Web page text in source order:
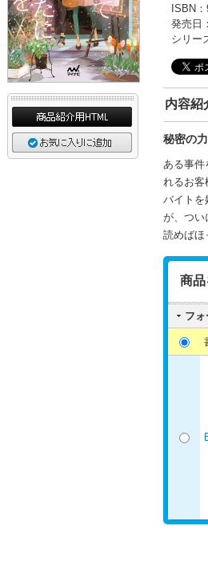
ISBN
発売日
シリー
内容紹
秘密の
ある事件
れるお客
バイトを
が、つい
読めばほ
商品
フォ